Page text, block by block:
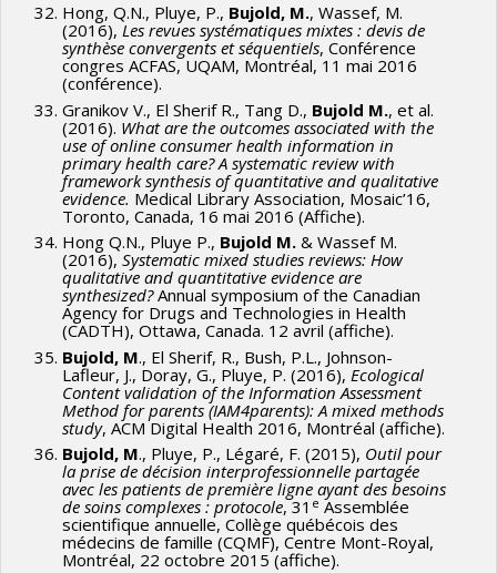
Hong, Q.N., Pluye, P., Bujold, M., Wassef, M.
(2016), Les revues systématiques mixtes : devis de
synthèse convergents et séquentiels, Conférence
congres ACFAS, UQAM, Montréal, 11 mai 2016
(conférence).
Granikov V., El Sherif R., Tang D., Bujold M., et al.
(2016). What are the outcomes associated with the
use of online consumer health information in
primary health care? A systematic review with
framework synthesis of quantitative and qualitative
evidence. Medical Library Association, Mosaic’16,
Toronto, Canada, 16 mai 2016 (Affiche).
Hong Q.N., Pluye P., Bujold M. & Wassef M.
(2016), Systematic mixed studies reviews: How
qualitative and quantitative evidence are
synthesized?Annual symposium of the Canadian
Agency for Drugs and Technologies in Health
(CADTH), Ottawa, Canada. 12 avril (affiche).
Bujold, M., El Sherif, R., Bush, P.L., Johnson-
Lafleur, J., Doray, G., Pluye, P. (2016), Ecological
Content validation of the Information Assessment
Method for parents (IAM4parents): A mixed methods
study, ACM Digital Health 2016, Montréal (affiche).
Bujold, M., Pluye, P., Légaré, F. (2015), Outil pour
la prise de décision interprofessionnelle partagée
avec les patients de première ligne ayant des besoins
de soins complexes : protocole, 31 e Assemblée
scientifique annuelle, Collège québécois des
médecins de famille (CQMF), Centre Mont-Royal,
Montréal, 22 octobre 2015 (affiche).